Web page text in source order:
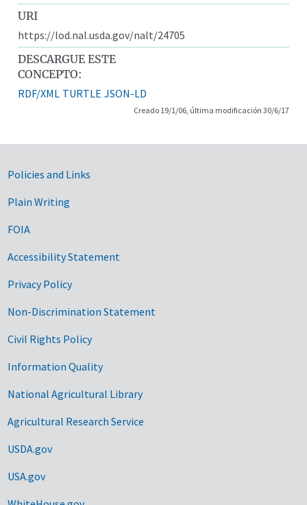
URI
https://lod.nal.usda.gov/nalt/24705
DESCARGUE ESTE
CONCEPTO:
RDF/XML TURTLE JSON-LD
Creado 19/1/06, última modificación 30/6/17
Government Links
Policies and Links
Plain Writing
FOIA
Accessibility Statement
Privacy Policy
Non-Discrimination Statement
Civil Rights Policy
Information Quality
National Agricultural Library
Agricultural Research Service
USDA.gov
USA.gov